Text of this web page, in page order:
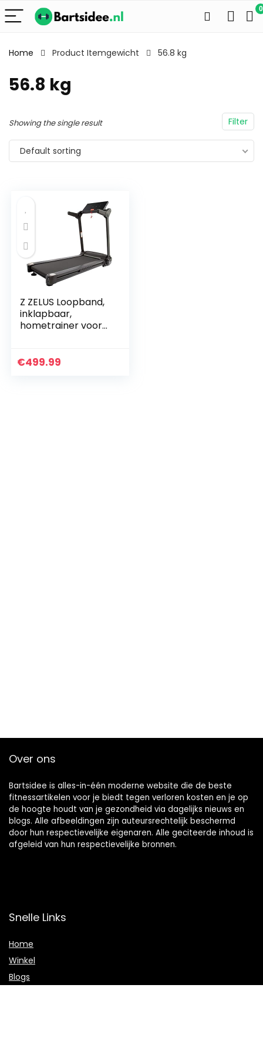
0
Home Product Itemgewicht 56.8 kg
56.8 kg
Filter
Showing the single result
Default sorting
Z ZELUS Loopband,
inklapbaar,
hometrainer voor
programma’s
€499.99
Over ons
Bartsidee is alles-in-één moderne website die de beste
fitnessartikelen voor je biedt tegen verloren kosten en je op
de hoogte houdt van je gezondheid via dagelijks nieuws en
blogs. Alle afbeeldingen zijn auteursrechtelijk beschermd
door hun respectievelijke eigenaren. Alle geciteerde inhoud is
afgeleid van hun respectievelijke bronnen.
Snelle Links
Home
Winkel
Blogs